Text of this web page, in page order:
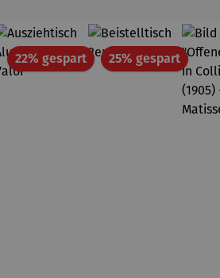
22% gespartRabatt25% gespartRabatt